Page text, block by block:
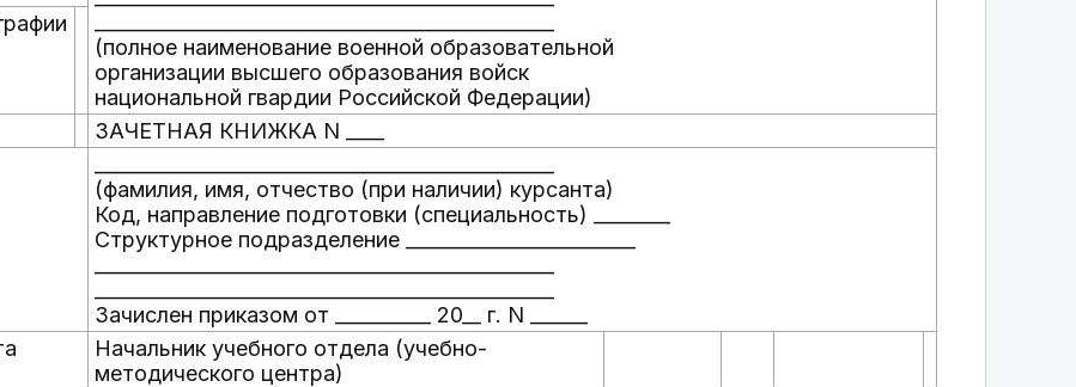
(полное наименование военной образовательной
организации высшего образования войск
национальной гвардии Российской Федерации)
ЗАЧЕТНАЯ КНИЖКА N ____
(фамилия, имя, отчество (при наличии) курсанта)
Код, направление подготовки (специальность) ________
Структурное подразделение ________________________
Зачислен приказом от __________ 20__ г. N ______
Начальник учебного отдела (учебно-
методического центра)